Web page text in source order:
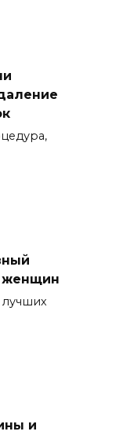
женщин
и